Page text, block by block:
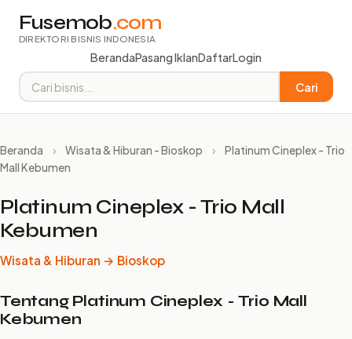
Fusemob.com
DIREKTORI BISNIS INDONESIA
BerandaPasang IklanDaftarLogin
Cari
Beranda › Wisata & Hiburan - Bioskop ›
Platinum Cineplex - Trio
Mall Kebumen
Platinum Cineplex - Trio Mall
Kebumen
Wisata & Hiburan → Bioskop
Tentang Platinum Cineplex - Trio Mall
Kebumen